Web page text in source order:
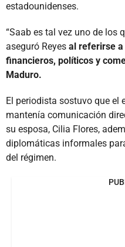
estadounidenses.
“Saab es tal vez uno de los
aseguró Reyes al referirse
financieros, políticos y
Maduro.
El periodista sostuvo que el
mantenía comunicación
su esposa, Cilia Flores,
diplomáticas informales
del régimen.